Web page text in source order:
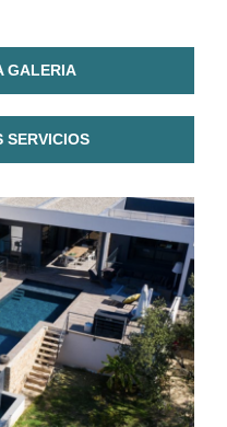
GALERIA
SERVICIOS